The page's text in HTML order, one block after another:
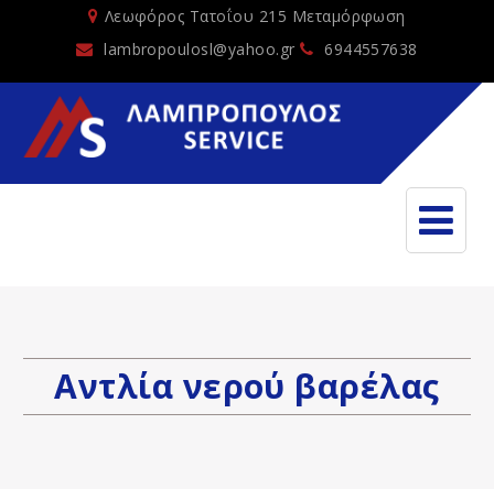
Λεωφόρος Τατοΐου 215 Μεταμόρφωση
lambropoulosl@yahoo.gr
6944557638
Αντλία νερού βαρέλας